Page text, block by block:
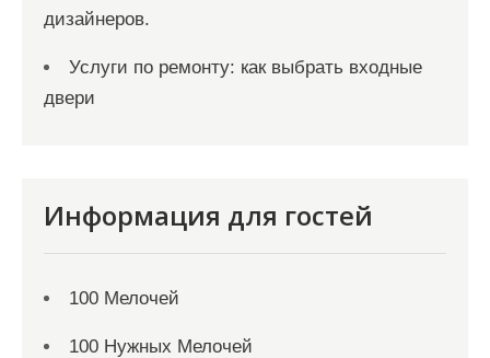
дизайнеров.
Услуги по ремонту: как выбрать входные
двери
Информация для гостей
100 Мелочей
100 Нужных Мелочей